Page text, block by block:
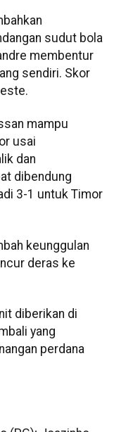
sudut bola
membentur
sendiri. Skor
mampu
usai
dan
dibendung
3-1 untuk Timor
keunggulan
deras ke
diberikan di
yang
perdana